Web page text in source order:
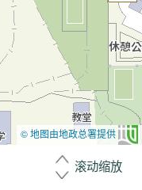
© 地图由地政总署提供
滚动缩放